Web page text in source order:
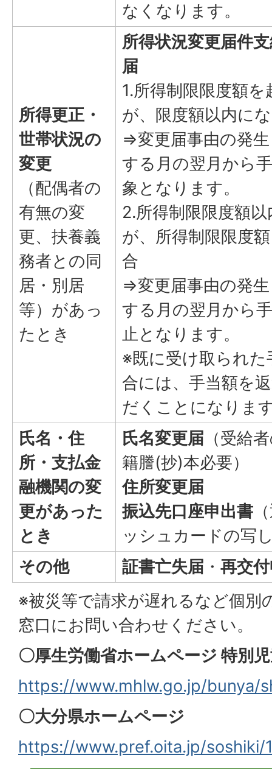
なくなります。
所得更正・
世帯状況の
変更
（配偶者の
有無の変
更、扶養義
務者との同
居・別居
等）があっ
たとき
所得状況変更届件
届
1.所得制限限度額
が、限度額以内に
⇒変更届事由の発
する月の翌月から
象となります。
2.所得制限限度額
が、所得制限限度
合
⇒変更届事由の発
する月の翌月から
止となります。
※既に受け取られ
合には、手当額を
だくことになりま
氏名・住
所・支払金
融機関の変
更があった
とき
氏名変更届 （受給
籍謄(抄)本必要）
住所変更届
振込先口座申出書
ッシュカードの写
その他
証書亡失届 ・ 再交
※被災等で請求が遅れるなど個別
窓口にお問い合わせください。
〇厚生労働省ホームページ 特別
https://www.mhlw.go.jp/bunya/
〇大分県ホームページ
https://www.pref.oita.jp/soshiki/